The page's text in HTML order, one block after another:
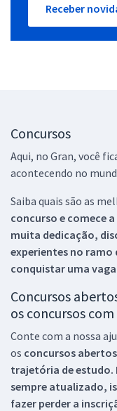
Receber
Concursos
Aqui, no Gran, você
acontecendo no
Saiba quais são as
concurso e comece
muita dedicação,
experientes no ramo
conquistar uma
Concursos
os concursos
Conte com a nossa
os concursos
trajetória de
sempre atualizado,
fazer perder a